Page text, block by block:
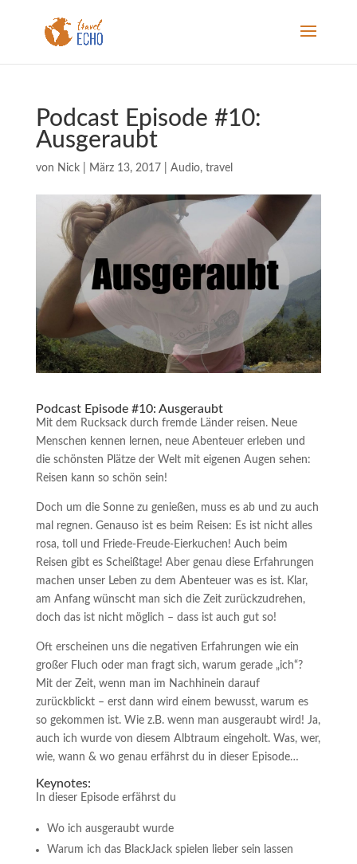
Podcast Episode #10:
Ausgeraubt
von Nick| März 13, 2017 Audio, travel
Podcast Episode #10: Ausgeraubt
Mit dem Rucksack durch fremde Länder reisen. Neue
Menschen kennen lernen, neue Abenteuer erleben und
die schönsten Plätze der Welt mit eigenen Augen sehen:
Reisen kann so schön sein!
Doch um die Sonne zu genießen, muss es ab und zu auch
mal regnen. Genauso ist es beim Reisen: Es ist nicht alles
rosa, toll und Friede-Freude-Eierkuchen! Auch beim
Reisen gibt es Scheißtage! Aber genau diese Erfahrungen
machen unser Leben zu dem Abenteuer was es ist. Klar,
am Anfang wünscht man sich die Zeit zurückzudrehen,
doch das ist nicht möglich – dass ist auch gut so!
Oft erscheinen uns die negativen Erfahrungen wie ein
großer Fluch oder man fragt sich, warum gerade „ich“?
Mit der Zeit, wenn man im Nachhinein darauf
zurückblickt – erst dann wird einem bewusst, warum es
so gekommen ist. Wie z.B. wenn man ausgeraubt wird! Ja,
auch ich wurde von diesem Albtraum eingeholt. Was, wer,
wie, wann & wo genau erfährst du in dieser Episode…
Keynotes:
In dieser Episode erfährst du
Wo ich ausgeraubt wurde
Warum ich das BlackJack spielen lieber sein lassen